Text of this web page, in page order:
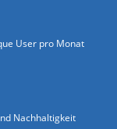
User pro Monat
Nachhaltigkeit